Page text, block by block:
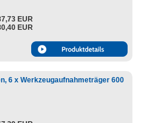
EUR
EUR
6 x Werkzeugaufnahmeträger 600